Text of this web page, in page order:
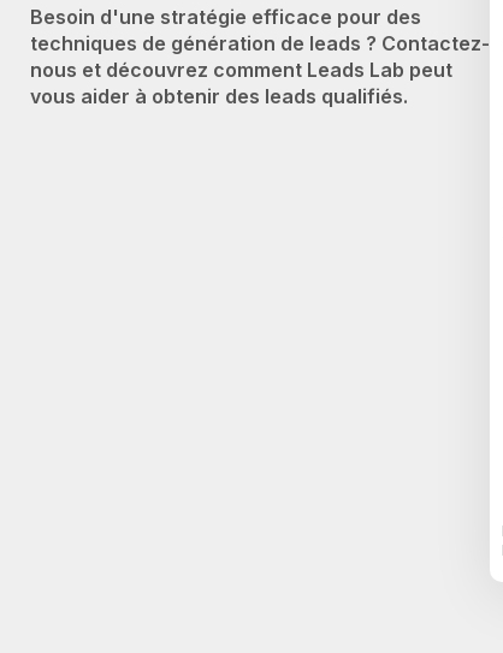
Besoin d'une stratégie efficace pour des
techniques de génération de leads ? Contactez-
nous et découvrez comment Leads Lab peut
vous aider à obtenir des leads qualifiés.